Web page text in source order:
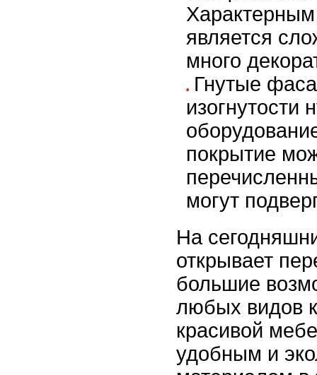
является
много
Гнутые
изогнутости
покрытие
могут
На
открывает
большие
любых видов
красивой
удобным и